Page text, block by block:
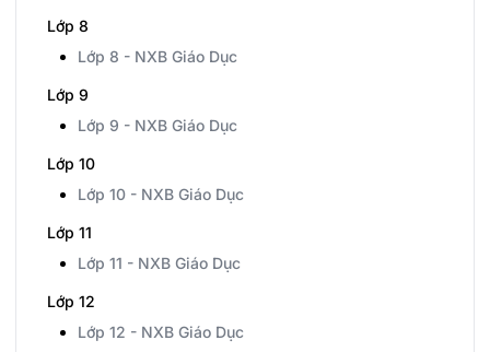
Lớp 8
Lớp 8 - NXB Giáo Dục
Lớp 9
Lớp 9 - NXB Giáo Dục
Lớp 10
Lớp 10 - NXB Giáo Dục
Lớp 11
Lớp 11 - NXB Giáo Dục
Lớp 12
Lớp 12 - NXB Giáo Dục